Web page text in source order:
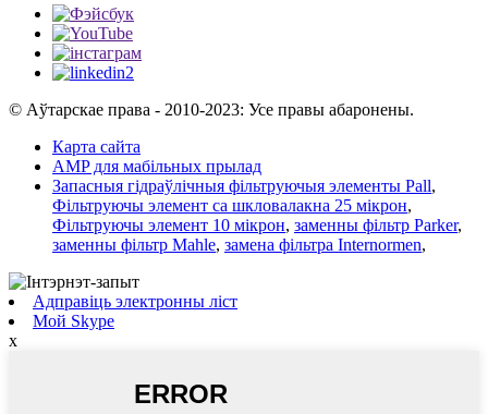
© Аўтарскае права - 2010-2023: Усе правы абаронены.
Карта сайта
AMP для мабільных прылад
Запасныя гідраўлічныя фільтруючыя элементы Pall,
Фільтруючы элемент са шкловалакна 25 мікрон,
Фільтруючы элемент 10 мікрон, заменны фільтр Parker,
заменны фільтр Mahle, замена фільтра Internormen,
Адправіць электронны ліст
Мой Skype
x